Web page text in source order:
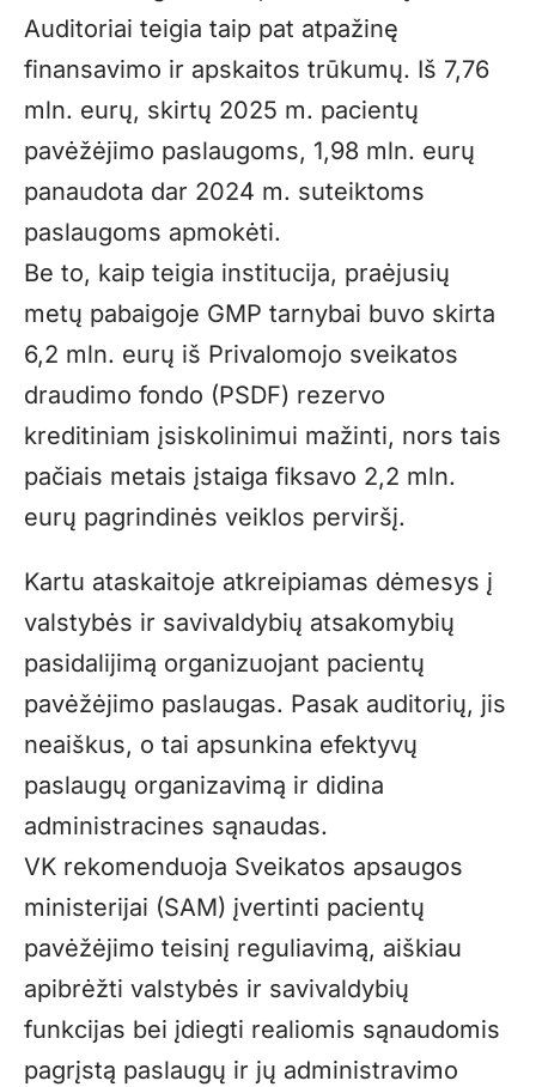
Auditoriai teigia taip pat atpažinę
finansavimo ir apskaitos trūkumų. Iš 7,76
mln. eurų, skirtų 2025 m. pacientų
pavėžėjimo paslaugoms, 1,98 mln. eurų
panaudota dar 2024 m. suteiktoms
paslaugoms apmokėti.
Be to, kaip teigia institucija, praėjusių
metų pabaigoje GMP tarnybai buvo skirta
6,2 mln. eurų iš Privalomojo sveikatos
draudimo fondo (PSDF) rezervo
kreditiniam įsiskolinimui mažinti, nors tais
pačiais metais įstaiga fiksavo 2,2 mln.
eurų pagrindinės veiklos perviršį.
Kartu ataskaitoje atkreipiamas dėmesys į
valstybės ir savivaldybių atsakomybių
pasidalijimą organizuojant pacientų
pavėžėjimo paslaugas. Pasak auditorių, jis
neaiškus, o tai apsunkina efektyvų
paslaugų organizavimą ir didina
administracines sąnaudas.
VK rekomenduoja Sveikatos apsaugos
ministerijai (SAM) įvertinti pacientų
pavėžėjimo teisinį reguliavimą, aiškiau
apibrėžti valstybės ir savivaldybių
funkcijas bei įdiegti realiomis sąnaudomis
pagrįstą paslaugų ir jų administravimo